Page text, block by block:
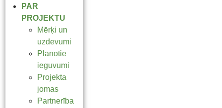
PAR
PROJEKTU
Mērķi un
uzdevumi
Plānotie
ieguvumi
Projekta
jomas
Partnerība